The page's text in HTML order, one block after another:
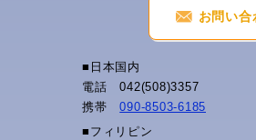
お問い合
■日本国内
電話 042(508)3357
携帯090-8503-6185
■フィリピン